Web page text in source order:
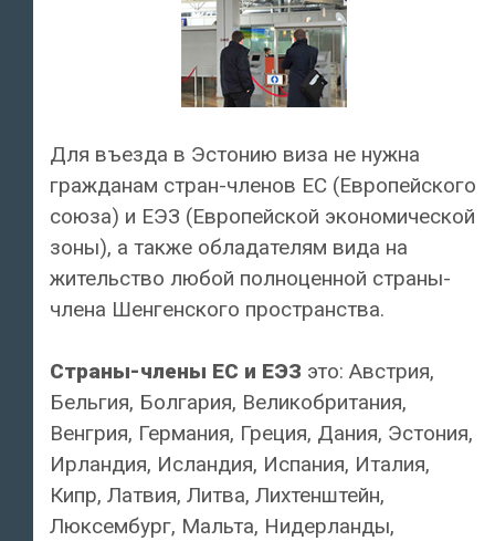
Для въезда в Эстонию виза не нужна
гражданам стран-членов ЕС (Европейского
союза) и ЕЭЗ (Европейской экономической
зоны), а также обладателям вида на
жительство любой полноценной страны-
члена Шенгенского пространства.
Страны-члены ЕС и ЕЭЗ это: Австрия,
Бельгия, Болгария, Великобритания,
Венгрия, Германия, Греция, Дания, Эстония,
Ирландия, Исландия, Испания, Италия,
Кипр, Латвия, Литва, Лихтенштейн,
Люксембург, Мальта, Нидерланды,